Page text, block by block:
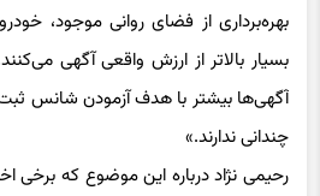
بهره‌برداری از فضای روانی موجود،
بسیار بالاتر از ارزش واقعی آگهی
آگهی‌ها بیشتر با هدف آزمودن شانس
چندانی ندارند.»
رحیمی نژاد درباره این موضوع که برخی